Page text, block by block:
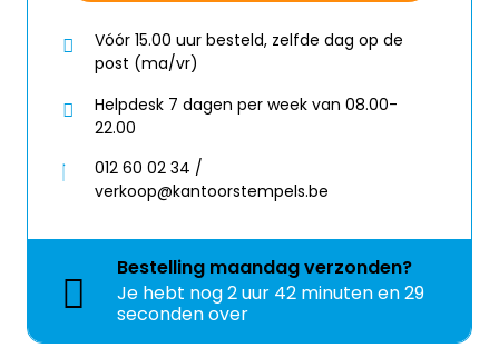
Vóór 15.00 uur besteld, zelfde dag op de
post (ma/vr)
Helpdesk 7 dagen per week van 08.00-
22.00
012 60 02 34 /
verkoop@kantoorstempels.be
Bestelling maandagverzonden?
Je hebt nog2 uur 42 minuten en 29
seconden over